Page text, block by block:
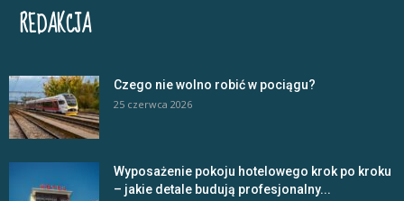
REDAKCJA
Czego nie wolno robić w pociągu?
25 czerwca 2026
Wyposażenie pokoju hotelowego krok po kroku
– jakie detale budują profesjonalny...